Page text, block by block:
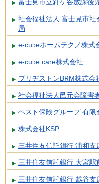
富士見市立針ケ谷放課後
社会福祉法人 富士見市社
局
e-cubeホームテクノ株式
e-cube care株式会社
ブリヂストンBRM株式会
社会福祉法人邑元会障害
ベスト保険グループ 有限
株式会社KSP
三井住友信託銀行 浦和支
三井住友信託銀行 大宮駅
三井住友信託銀行 越谷支